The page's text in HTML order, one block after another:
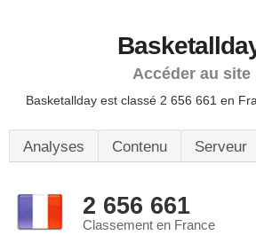
Accéder au site
Basketallday est classé 2 656 661 en
Analyses Contenu Serveur
2 656 661
Classement en France